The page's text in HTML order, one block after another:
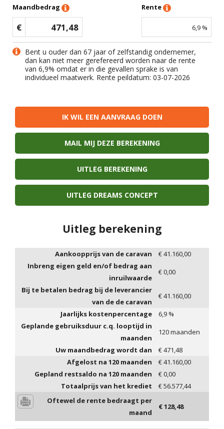
Maandbedrag
€ 471,48
Rente
6,9 %
Bent u ouder dan 67 jaar of zelfstandig ondernemer,
dan kan niet meer gerefereerd worden naar de rente
van 6,9% omdat er in die gevallen sprake is van
individueel maatwerk. Rente peildatum: 03-07-2026
IK WIL EEN AANVRAAG DOEN
MAIL MIJ DEZE BEREKENING
UITLEG BEREKENING
UITLEG DREAMS CONCEPT
Uitleg berekening
Aankoopprijs van de caravan €41.160,00
Inbreng eigen geld en/of bedrag aan
inruilwaarde
€0,00
Bij te betalen bedrag bij de leverancier
van de de caravan
€41.160,00
Jaarlijks kostenpercentage
6,9 %
Geplande gebruiksduur c.q. looptijd in
maanden
120maanden
Uw maandbedrag wordt dan
€471,48
Afgelost na 120 maanden €41.160,00
Gepland restsaldo na 120 maanden €0,00
Totaalprijs van het krediet
€56.577,44
Oftewel de rente bedraagt per
maand
€128,48